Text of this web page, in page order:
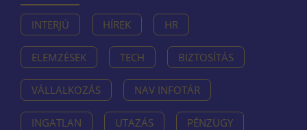
INTERJÚ HÍREK HR
ELEMZÉSEK TECH BIZTOSÍTÁS
VÁLLALKOZÁS NAV INFOTÁR
INGATLAN UTAZÁS PÉNZÜGY